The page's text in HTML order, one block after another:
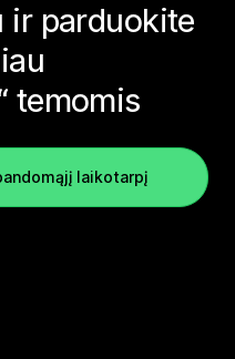
ir parduokite
temomis
laikotarpį